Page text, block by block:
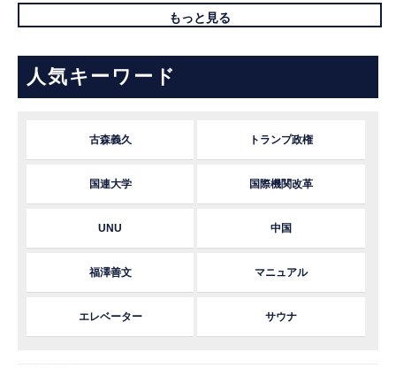
もっと見る
人気キーワード
古森義久 トランプ政権
国連大学 国際機関改革
UNU 中国
福澤善文 マニュアル
エレベーター サウナ